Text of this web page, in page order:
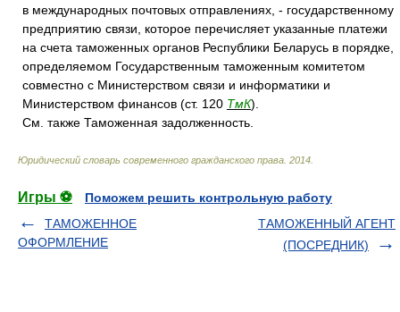
в международных почтовых отправлениях, - государственному
предприятию связи, которое перечисляет указанные платежи
на счета таможенных органов Республики Беларусь в порядке,
определяемом Государственным таможенным комитетом
совместно с Министерством связи и информатики и
Министерством финансов (ст. 120 ТмК).
См. также Таможенная задолженность.
Юридический словарь современного гражданского права 2014
Игры ⚽
Поможем решить контрольную работу
ТАМОЖЕННОЕ
ОФОРМЛЕНИЕ
ТАМОЖЕННЫЙ АГЕНТ
(ПОСРЕДНИК)